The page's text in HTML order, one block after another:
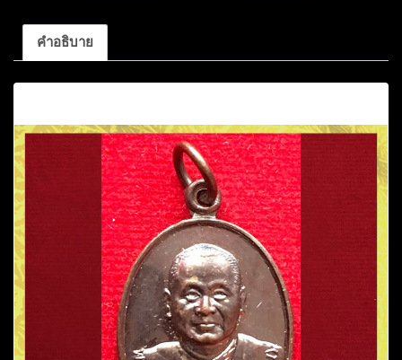
สาร(หลวง
วัด
แวง)
เนื้อ
ทองแดง
ปี2536
วัด
พระ
ธาตุ
หน
อง
แวงอ.เมือง
จ.ขอนแก่น
คำอธิบาย